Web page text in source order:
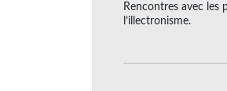
Rencontres avec les
l’illectronisme.